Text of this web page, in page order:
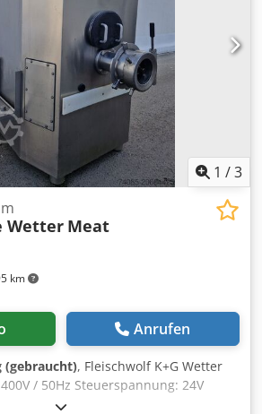
1 /3
km
Wetter Meat
Anrufen
(gebraucht), Fleischwolf K+G Wetter
/ 50Hz Steuerspannung: 24V
Aydlepfx Agusa